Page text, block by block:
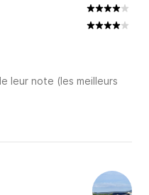
leur note (les meilleurs